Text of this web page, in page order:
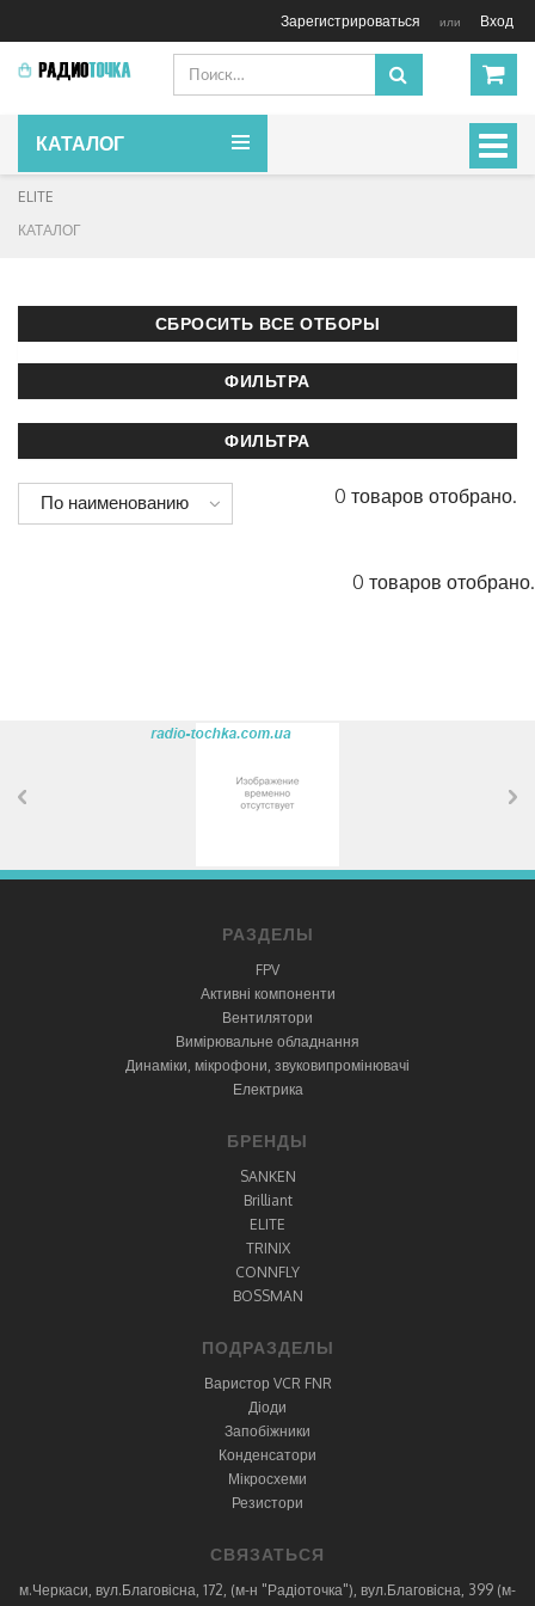
Зарегистрироваться или Вход
КАТАЛОГ
ELITE
КАТАЛОГ
По наименованию 0 товаров отобрано.
0 товаров отобрано.
РАЗДЕЛЫ
FPV
Активні компоненти
Вентилятори
Вимірювальне обладнання
Динаміки, мікрофони, звуковипромінювачі
Електрика
БРЕНДЫ
SANKEN
Brilliant
ELITE
TRINIX
CONNFLY
BOSSMAN
ПОДРАЗДЕЛЫ
Варистор VCR FNR
Діоди
Запобіжники
Конденсатори
Мікросхеми
Резистори
СВЯЗАТЬСЯ
м.Черкаси, вул.Благовісна, 172, (м-н "Радіоточка"), вул.Благовісна, 399 (м-